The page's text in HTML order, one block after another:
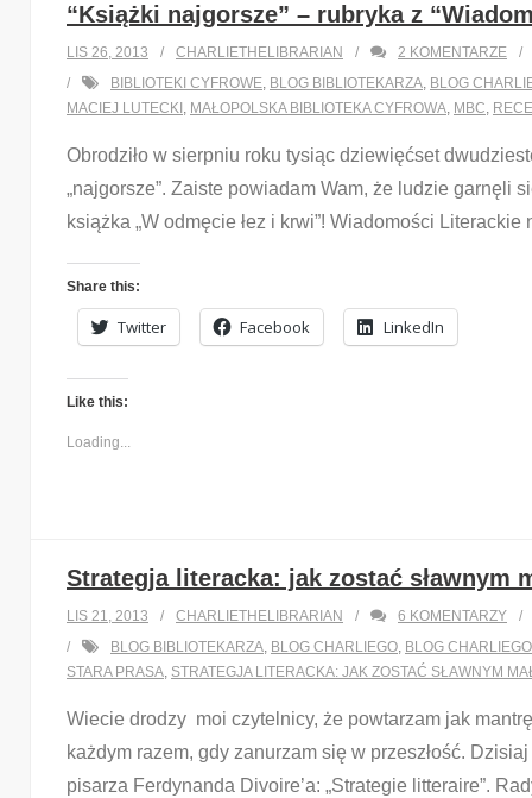
“Książki najgorsze” – rubryka z
LIS 26, 2013 CHARLIETHELIBRARIAN 2 KOMENTARZE
BIBLIOTEKI CYFROWE, BLOG BIBLIOTEKARZA, BLOG
MACIEJ LUTECKI , MAŁOPOLSKA BIBLIOTEKA CYFROWA, MBC,
Obrodziło w sierpniu roku tysiąc dziewięćset
„najgorsze”. Zaiste powiadam Wam, że ludzie garnęli
książka „W odmęcie łez i krwi”! Wiadomości
Share this:
Twitter Facebook LinkedIn
Like this:
Loading...
Strategja literacka: jak zostać sławnym
LIS 21, 2013 CHARLIETHELIBRARIAN 6 KOMENTARZY
BLOG BIBLIOTEKARZA, BLOG CHARLIEGO, BLOG
STARA PRASA, STRATEGJA LITERACKA: JAK ZOSTAĆ SŁAWNYM
Wiecie drodzy moi czytelnicy, że powtarzam jak
każdym razem, gdy zanurzam się w przeszłość.
pisarza Ferdynanda Divoire’a: „Strategie litteraire”.